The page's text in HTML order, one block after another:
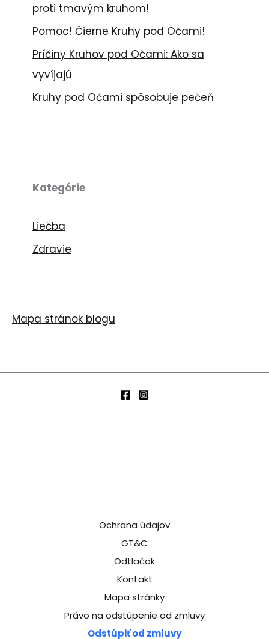
proti tmavým kruhom!
Pomoc! Čierne Kruhy pod Očami!
Príčiny Kruhov pod Očami: Ako sa
vyvíjajú
Kruhy pod Očami spôsobuje pečeň
Kategórie
Liečba
Zdravie
Mapa stránok blogu
Ochrana údajov
GT&C
Odtlačok
Kontakt
Mapa stránky
Právo na odstúpenie od zmluvy
Odstúpiť od zmluvy